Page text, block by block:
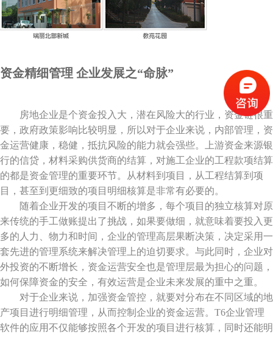
资金精细管理 企业发展之“命脉”
房地企业是个资金投入大，潜在风险大的行业，资金链很重
要，政府政策影响比较明显，所以对于企业来说，内部管理，资
金运营健康，稳健，抵抗风险的能力就会强些。上游资金来源银
行的信贷，材料采购供货商的结算，对施工企业的工程款项结算
的都是资金管理的重要环节。从材料到项目，从工程结算到项
目，甚至到更细致的项目明细核算是非常有必要的。
随着企业开发的项目不断的增多，每个项目的独立核算对原
来传统的手工做账提出了挑战，如果要做细，就意味着要投入更
多的人力、物力和时间，企业的管理高层果断决策，决定采用一
套先进的管理系统来解决管理上的迫切要求。与此同时，企业对
外投资的不断增长，资金运营安全也是管理层最为担心的问题，
如何保障资金的安全，有效运营是企业未来发展的重中之重。
对于企业来说，加强资金管控，就要对分布在不同区域的地
产项目进行明细管理，从而控制企业的资金运营。T6企业管理
软件的应用不仅能够按照各个开发的项目进行核算，同时还能明